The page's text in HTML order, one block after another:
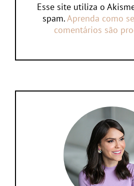
Esse site utiliza o
spam.Aprenda como
comentários são